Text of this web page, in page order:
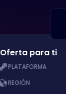
Oferta para ti
PLATAFORMA
REGIÓN